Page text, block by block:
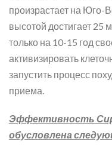
произрастает на Юго-
высотой достигает 25
только на 10-15 год
активизировать
запустить процесс
приема.
Эффективность
обусловлена